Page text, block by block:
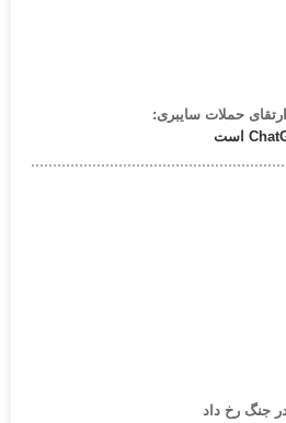
حملات سایبری:
جنگ رخ داد